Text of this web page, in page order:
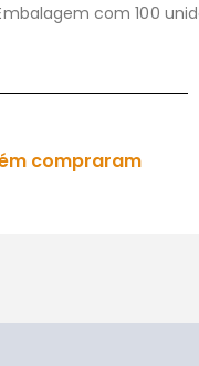
com 100
compraram